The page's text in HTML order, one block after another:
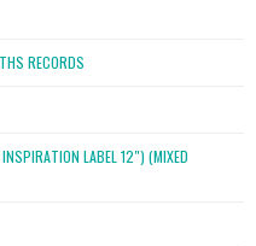
RECORDS
LABEL 12″) (MIXED